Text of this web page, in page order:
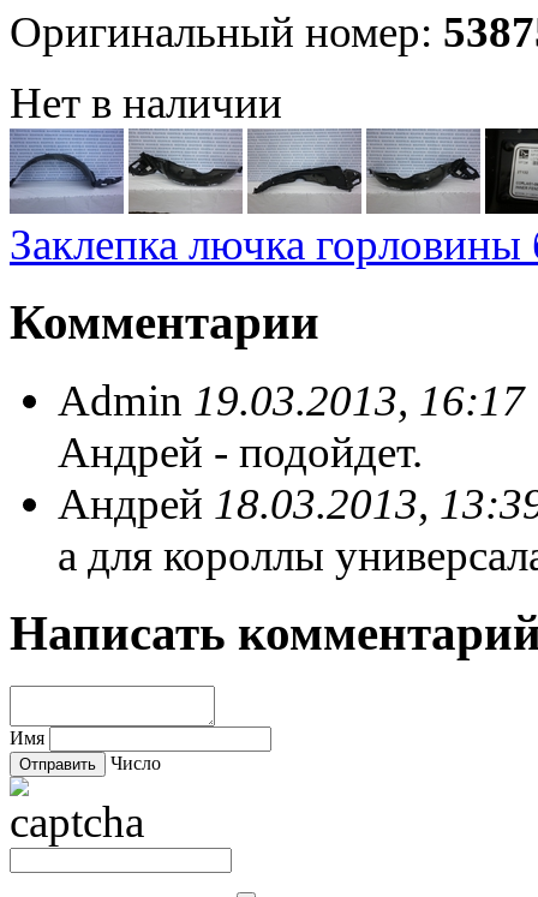
Оригинальный номер:
Нет в наличии
Заклепка лючка горловины
Комментарии
Admin 19.03.2013, 16:17
Андрей - подойдет.
Андрей 18.03.2013,
а для короллы
Написать
Имя
Число